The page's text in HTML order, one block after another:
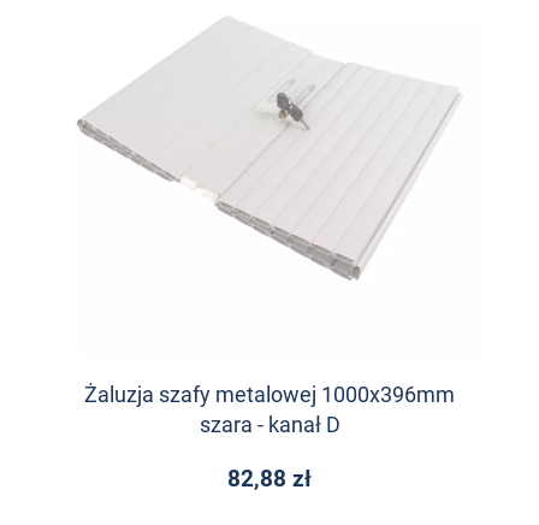
Żaluzja szafy metalowej 1000x396mm
szara - kanał D
82,88 zł